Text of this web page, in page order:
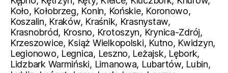
Koło, Kołobrzeg, Konin, Końskie, Koronowo,
Koszalin, Kraków, Kraśnik, Krasnystaw,
Krasnobród, Krosno, Krotoszyn, Krynica-Zdrój,
Krzeszowice, Książ Wielkopolski, Kutno, Kwidzyn,
Legionowo, Legnica, Leszno, Leżajsk, Lębork,
Lidzbark Warmiński, Limanowa, Lubartów, Lubin,